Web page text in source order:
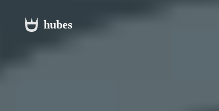
hubes